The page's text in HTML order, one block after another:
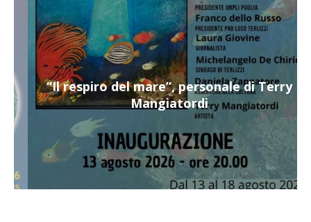
“Il respiro del mare”, personale di Terry
Mangiatordi